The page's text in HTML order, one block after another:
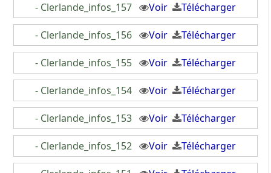
- Clerlande_infos_157 Voir Télécharger
- Clerlande_infos_156 Voir Télécharger
- Clerlande_infos_155 Voir Télécharger
- Clerlande_infos_154 Voir Télécharger
- Clerlande_infos_153 Voir Télécharger
- Clerlande_infos_152 Voir Télécharger